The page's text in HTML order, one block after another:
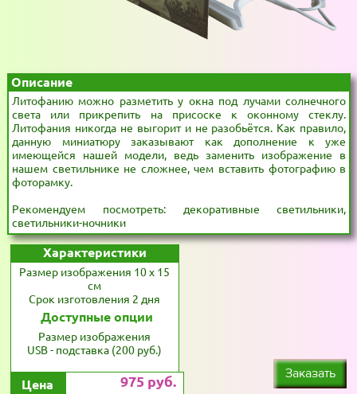
Литофанию можно разметить у окна под лучами солнечного
света или прикрепить на присоске к оконному стеклу.
Литофания никогда не выгорит и не разобьётся. Как правило,
данную миниатюру заказывают как дополнение к уже
имеющейся нашей модели, ведь заменить изображение в
нашем светильнике не сложнее, чем вставить фотографию в
фоторамку.
Рекомендуем посмотреть: декоративные светильники,
светильники-ночники
Описание
Размер изображения 10 x 15
см
Срок изготовления 2 дня
Характеристики
Доступные опции
Размер изображения
USB - подставка (200 руб.)
975 руб.
Цена
Заказать